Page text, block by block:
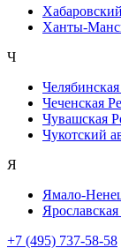
Ханты-
Ч
Челябинская
Чеченская
Чувашская
Чукотский
Я
Ямало-
Ярославская
+7 (495) 737-58-58